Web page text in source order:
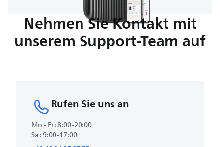
Nehmen Sie Kontakt mit
unserem Support-Team auf
Rufen Sie uns an
Mo - Fr : 8:00-20:00
Sa : 9:00-17:00